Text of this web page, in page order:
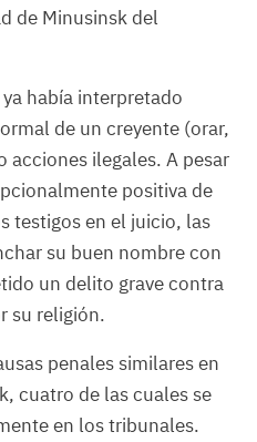
de Minusinsk del
había interpretado
de un creyente (orar,
acciones ilegales. A pesar
positiva de
testigos en el juicio, las
su buen nombre con
un delito grave contra
su religión.
penales similares en
cuatro de las cuales se
en los tribunales.